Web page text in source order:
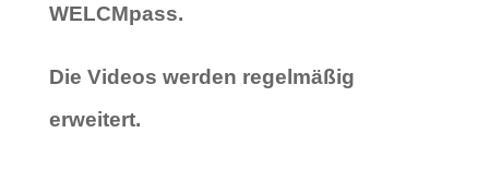
WELCMpass.
Die Videos werden regelmäßig
erweitert.